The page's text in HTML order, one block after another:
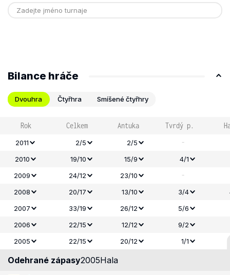
Bilance hráče
Dvouhra Čtyřhra Smíšené čtyřhry
Rok Celkem Antuka Tvrdý p.
2011 2/5 2/5 -
2010 19/10 15/9
4/1
2009
24/12 23/10 -
2008 20/17 13/10 3/4
2007
33/19 26/12
5/6
2006
22/15 12/12
9/2
2005
22/15 20/12 1/1
Odehrané zápasy2005Hala